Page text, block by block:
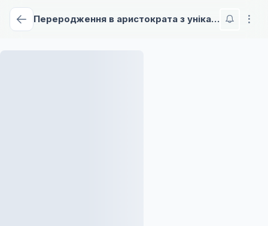
Переродження в аристократа з унікальною навичкою оцінки